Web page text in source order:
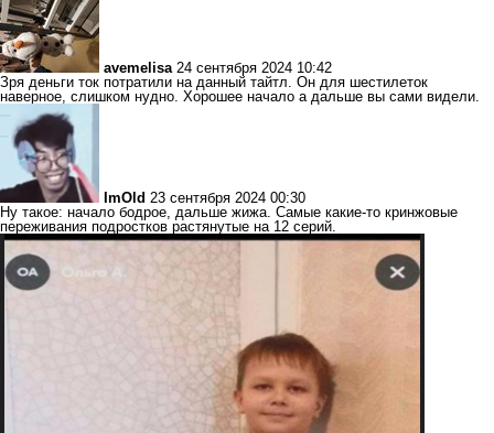
avemelisa 24 сентября 2024 10:42
Зря деньги ток потратили на данный тайтл. Он для шестилеток
наверное, слишком нудно. Хорошее начало а дальше вы сами видели.
ImOld 23 сентября 2024 00:30
Ну такое: начало бодрое, дальше жижа. Самые какие-то кринжовые
переживания подростков растянутые на 12 серий.